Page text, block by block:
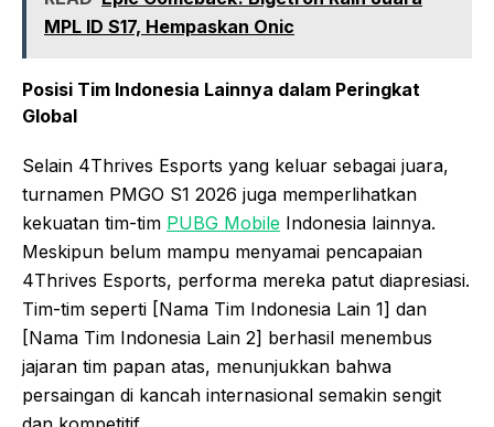
MPL ID S17, Hempaskan Onic
Posisi Tim Indonesia Lainnya dalam Peringkat
Global
Selain 4Thrives Esports yang keluar sebagai juara,
turnamen PMGO S1 2026 juga memperlihatkan
kekuatan tim-tim PUBG Mobile Indonesia lainnya.
Meskipun belum mampu menyamai pencapaian
4Thrives Esports, performa mereka patut diapresiasi.
Tim-tim seperti [Nama Tim Indonesia Lain 1] dan
[Nama Tim Indonesia Lain 2] berhasil menembus
jajaran tim papan atas, menunjukkan bahwa
persaingan di kancah internasional semakin sengit